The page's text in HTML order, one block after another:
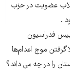
عضویت در حزب
.
فدراسیون
گرفتن موج اعدام‌ها
را در چه می داند؟